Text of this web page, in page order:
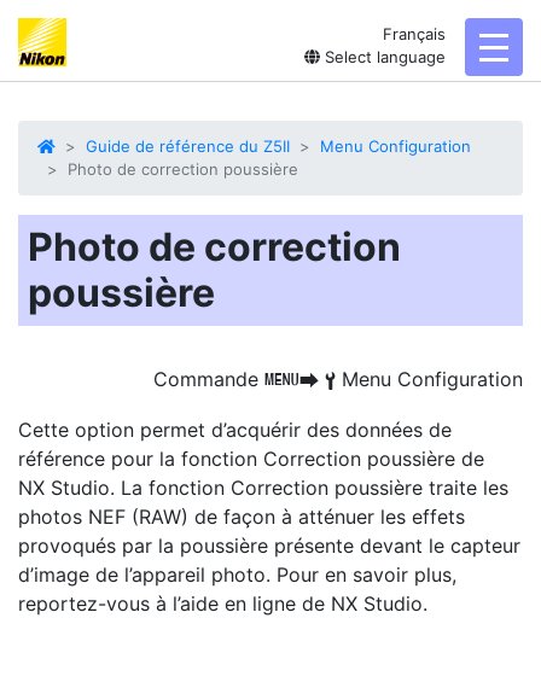
Français
Select language
Guide de référence du Z5II
Menu Configuration
Photo de correction poussière
Photo de correction
poussière
Commande GU B Menu Configuration
Cette option permet d’acquérir des données de
référence pour la fonction Correction poussière de
NX Studio. La fonction Correction poussière traite les
photos NEF (RAW) de façon à atténuer les effets
provoqués par la poussière présente devant le capteur
d’image de l’appareil photo. Pour en savoir plus,
reportez-vous à l’aide en ligne de NX Studio.